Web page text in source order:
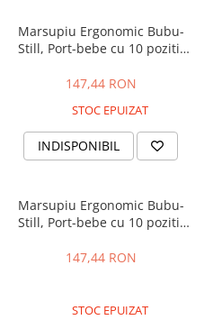
Marsupiu Ergonomic Bubu-
Still, Port-bebe cu 10 pozitii
20 kg ,verde
147,44 RON
STOC EPUIZAT
INDISPONIBIL
Marsupiu Ergonomic Bubu-
Still, Port-bebe cu 10 pozitii
20 kg , cafeniu
147,44 RON
STOC EPUIZAT